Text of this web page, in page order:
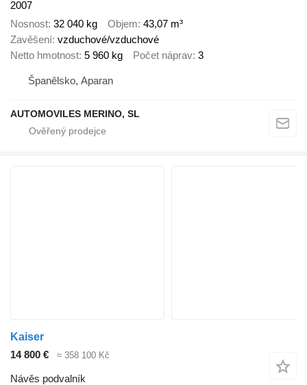
2007
Nosnost 32 040 kg Objem 43,07 m³
Zavěšení vzduchové/vzduchové
Netto hmotnost 5 960 kg Počet náprav 3
Španělsko, Aparan
AUTOMOVILES MERINO, SL
Kaiser
14 800 €
≈ 358 100 Kč
Návěs podvalník